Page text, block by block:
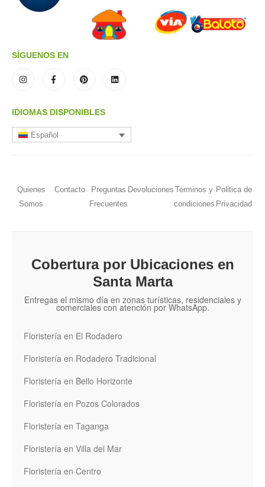
SÍGUENOS EN
IDIOMAS DISPONIBLES
Español
Quienes
Somos
Contacto
Preguntas
Frecuentes
Devoluciones Terminos y
condiciones
Politica de
Privacidad
Cobertura por Ubicaciones en
Santa Marta
Entregas el mismo día en zonas turísticas, residenciales y
comerciales con atención por WhatsApp.
Floristería en El Rodadero
Floristería en Rodadero Tradicional
Floristería en Bello Horizonte
Floristería en Pozos Colorados
Floristería en Taganga
Floristería en Villa del Mar
Floristería en Centro